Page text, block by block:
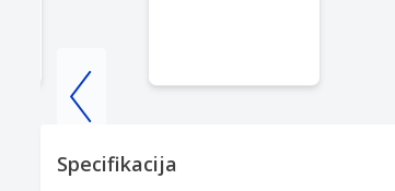
Item
Specifikacija